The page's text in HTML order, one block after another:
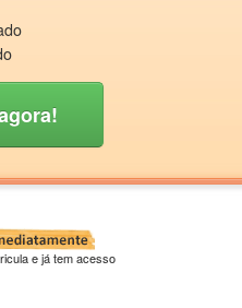
e já tem acesso